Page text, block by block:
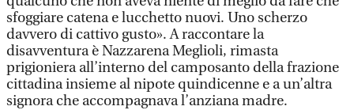
sfoggiare catena e lucchetto nuovi. Uno scherzo
davvero di cattivo gusto». A raccontare la
disavventura è Nazzarena Meglioli, rimasta
prigioniera all’interno del camposanto della frazione
cittadina insieme al nipote quindicenne e a un’altra
signora che accompagnava l’anziana madre.